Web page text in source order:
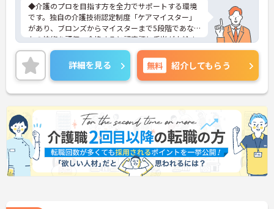
◆介護のプロを目指す方を全力でサポートする環境
です。独自の介護技術認定制度「ケアマイスター」
があり、ブロンズからマイスターまで5段階であな
たの技術を評価。合格すると認定証と手当が支給さ
れます。
◆スタッフ同士の繋がりを大切にするため「サンク
スバッジ」という素敵な制度を導入しています。ス
マホやパソコンから、部署や施設を超えた仲間に
「ありがとう」のバッジを送り合う仕組みで、毎月
1万5000以上もの感謝が行き交っています！どんな
些細なことでも感謝を伝え合い、認め合えるため、
風通しが良くとてもあたたかい雰囲気の職場です。
また、「もっとこうしたら良くなるかも！」という
現場の小さなアイデアを大切にしており、入社1日
目から誰でもいくつでも提案できる「フジキャタ提
案」制度があり、毎月役員がすべての提案に目を通
詳細を見る 無料 紹介してもらう